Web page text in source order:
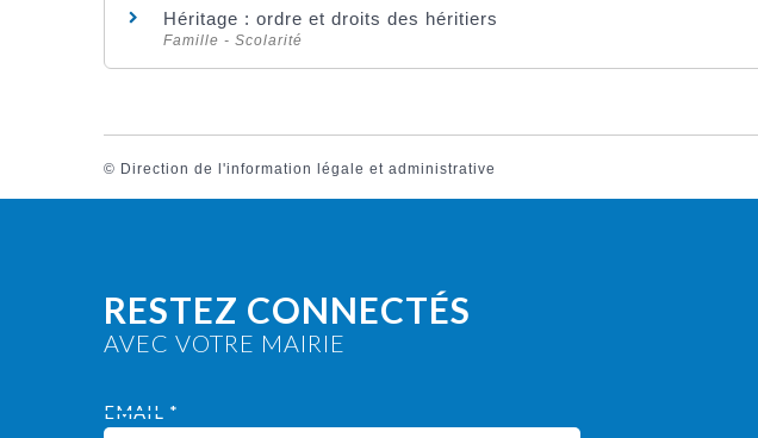
Héritage : ordre et droits des héritiers
Famille - Scolarité
© Direction de l'information légale et administrative
RESTEZ CONNECTÉS
AVEC VOTRE MAIRIE
EMAIL *